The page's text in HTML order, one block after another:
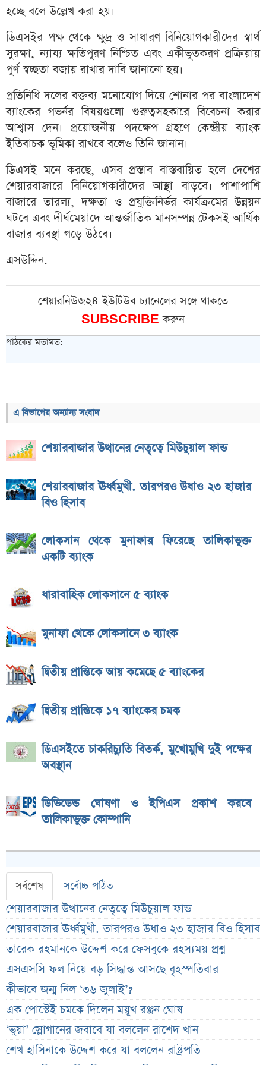
হচ্ছে বলে উল্লেখ করা হয়।
ডিএসইর পক্ষ থেকে ক্ষুদ্র ও সাধারণ বিনিয়োগকারীদের স্বার্থ
সুরক্ষা, ন্যায্য ক্ষতিপূরণ নিশ্চিত এবং একীভূতকরণ প্রক্রিয়ায়
পূর্ণ স্বচ্ছতা বজায় রাখার দাবি জানানো হয়।
প্রতিনিধি দলের বক্তব্য মনোযোগ দিয়ে শোনার পর বাংলাদেশ
ব্যাংকের গভর্নর বিষয়গুলো গুরুত্বসহকারে বিবেচনা করার
আশ্বাস দেন। প্রয়োজনীয় পদক্ষেপ গ্রহণে কেন্দ্রীয় ব্যাংক
ইতিবাচক ভূমিকা রাখবে বলেও তিনি জানান।
ডিএসই মনে করছে, এসব প্রস্তাব বাস্তবায়িত হলে দেশের
শেয়ারবাজারে বিনিয়োগকারীদের আস্থা বাড়বে। পাশাপাশি
বাজারে তারল্য, দক্ষতা ও প্রযুক্তিনির্ভর কার্যক্রমের উন্নয়ন
ঘটবে এবং দীর্ঘমেয়াদে আন্তর্জাতিক মানসম্পন্ন টেকসই আর্থিক
বাজার ব্যবস্থা গড়ে উঠবে।
এসউদ্দিন.
শেয়ারনিউজ২৪ ইউটিউব চ্যানেলের সঙ্গে থাকতে
SUBSCRIBEকরুন
পাঠকের মতামত:
এ বিভাগের অন্যান্য সংবাদ
শেয়ারবাজার উত্থানের নেতৃত্বে মিউচুয়াল ফান্ড
শেয়ারবাজার ঊর্ধ্বমুখী. তারপরও উধাও ২৩ হাজার
বিও হিসাব
লোকসান থেকে মুনাফায় ফিরেছে তালিকাভুক্ত
একটি ব্যাংক
ধারাবাহিক লোকসানে ৫ ব্যাংক
মুনাফা থেকে লোকসানে ৩ ব্যাংক
দ্বিতীয় প্রান্তিকে আয় কমেছে ৫ ব্যাংকের
দ্বিতীয় প্রান্তিকে ১৭ ব্যাংকের চমক
ডিএসইতে চাকরিচ্যুতি বিতর্ক, মুখোমুখি দুই পক্ষের
অবস্থান
ডিভিডেন্ড ঘোষণা ও ইপিএস প্রকাশ করবে
তালিকাভুক্ত কোম্পানি
সর্বশেষ সর্বোচ্চ পঠিত
শেয়ারবাজার উত্থানের নেতৃত্বে মিউচুয়াল ফান্ড
শেয়ারবাজার ঊর্ধ্বমুখী. তারপরও উধাও ২৩ হাজার বিও হিসাব
তারেক রহমানকে উদ্দেশ করে ফেসবুকে রহস্যময় প্রশ্ন
এসএসসি ফল নিয়ে বড় সিদ্ধান্ত আসছে বৃহস্পতিবার
কীভাবে জন্ম নিল ‘৩৬ জুলাই’?
এক পোস্টেই চমকে দিলেন ময়ূখ রঞ্জন ঘোষ
‘ভুয়া’ স্লোগানের জবাবে যা বললেন রাশেদ খান
শেখ হাসিনাকে উদ্দেশ করে যা বললেন রাষ্ট্রপতি